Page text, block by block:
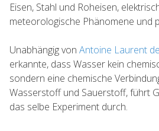
Eisen, Stahl und Roheisen,
meteorologische Phänomene und
Unabhängig von Antoine Laurent
erkannte, dass Wasser kein
sondern eine chemische
Wasserstoff und Sauerstoff, führt
das selbe Experiment durch.